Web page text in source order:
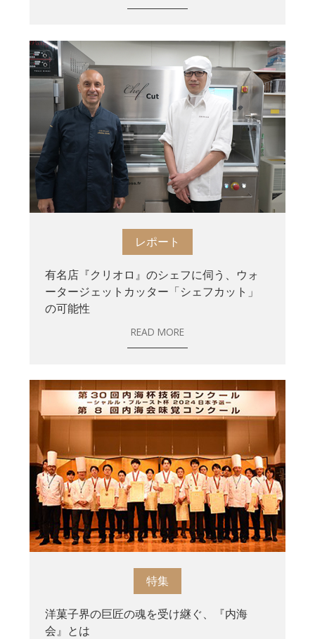
レポート
有名店『クリオロ』のシェフに伺う、ウォ
ータージェットカッター「シェフカット」
の可能性
READ MORE
特集
洋菓子界の巨匠の魂を受け継ぐ、『内海
会』とは